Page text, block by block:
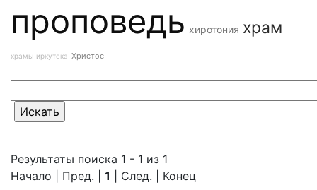
проповедь хиротония храм
храмы иркутска Христос
Результаты поиска 1 - 1 из 1
Начало | Пред. | 1 | След. | Конец